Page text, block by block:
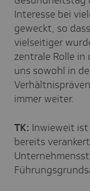
Interesse bei
geweckt, so
vielseitiger
zentrale Rolle in
uns sowohl in
immer weiter.
TK: Inwieweit ist
bereits